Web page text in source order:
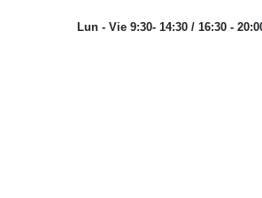
Lun - Vie 9:30- 14:30 / 16:30 -